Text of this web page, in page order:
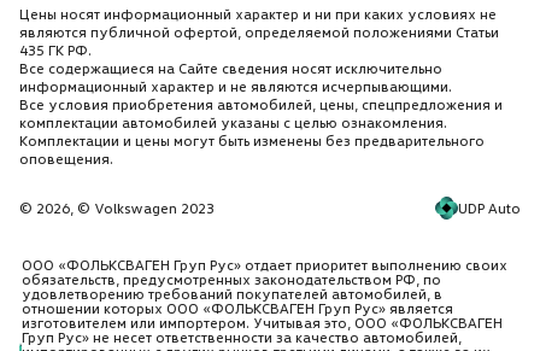
Аудиосистема R 140 радио/MP3
4 х 20 Ватт
Аудиовход AUX-IN
Слот для USB и SD-карты
Интерфейс Bluetooth
Белый
Блок-фары с галогенными лампами и
рассеивателем из прозрачного стекла
Вещевой отсек в потолочной консоли
Цены носят информационный характер и ни при каких условиях не
являются публичной офертой, определяемой положениями Статьи
435 ГК РФ.
Все содержащиеся на Сайте сведения носят исключительно
информационный характер и не являются исчерпывающими.
Все условия приобретения автомобилей, цены, спецпредложения и
комплектации автомобилей указаны с целью ознакомления.
Комплектации и цены могут быть изменены без предварительного
оповещения.
© 2026, © Volkswagen 2023 UDP Auto
ООО «ФОЛЬКСВАГЕН Груп Рус» отдает приоритет выполнению своих
обязательств, предусмотренных законодательством РФ, по
удовлетворению требований покупателей автомобилей, в
отношении которых ООО «ФОЛЬКСВАГЕН Груп Рус» является
изготовителем или импортером. Учитывая это, ООО «ФОЛЬКСВАГЕН
Груп Рус» не несет ответственности за качество автомобилей,